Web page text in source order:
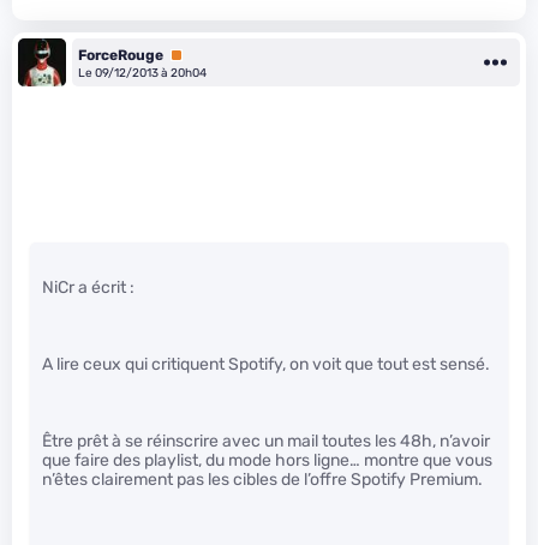
ForceRouge Premium
Le 09/12/2013 à 20h04
NiCr a écrit :
A lire ceux qui critiquent Spotify, on voit que tout est sensé.
Être prêt à se réinscrire avec un mail toutes les 48h, n’avoir
que faire des playlist, du mode hors ligne… montre que vous
n’êtes clairement pas les cibles de l’offre Spotify Premium.